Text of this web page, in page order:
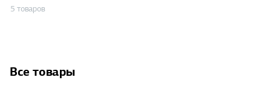
5 товаров
Все товары